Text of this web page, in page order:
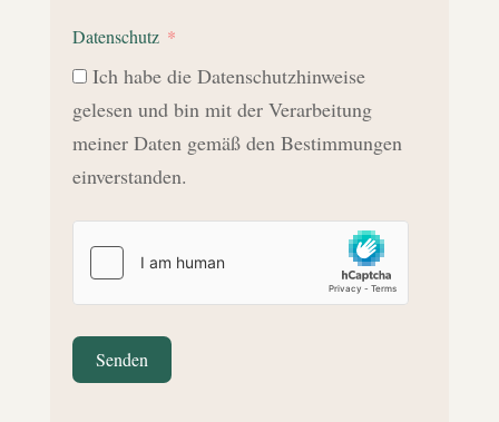
Datenschutz
Ich habe die Datenschutzhinweise
gelesen und bin mit der Verarbeitung
meiner Daten gemäß den Bestimmungen
einverstanden.
Senden